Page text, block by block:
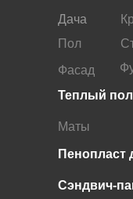
Теплый пол
Пенопласт
Сэндвич-
Дача
Пол
Фасад
Маты